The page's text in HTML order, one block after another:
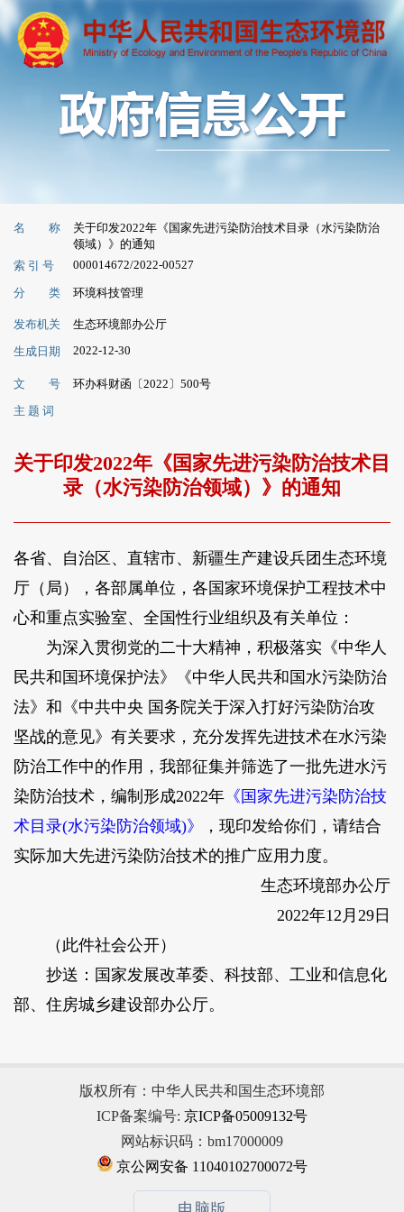
名 称
关于印发2022年《国家先进污染防治技术目录（水污染防治
领域）》的通知
索 引 号
000014672/2022-00527
分 类 环境科技管理
发布机关
生态环境部办公厅
生成日期
2022-12-30
文 号
环办科财函〔2022〕500号
主 题 词
关于印发2022年《国家先进污染防治技术目
录（水污染防治领域）》的通知
各省、自治区、直辖市、新疆生产建设兵团生态环境
厅（局），各部属单位，各国家环境保护工程技术中
心和重点实验室、全国性行业组织及有关单位：
为深入贯彻党的二十大精神，积极落实《中华人
民共和国环境保护法》《中华人民共和国水污染防治
法》和《中共中央 国务院关于深入打好污染防治攻
坚战的意见》有关要求，充分发挥先进技术在水污染
防治工作中的作用，我部征集并筛选了一批先进水污
染防治技术，编制形成2022年《国家先进污染防治技
术目录(水污染防治领域)》
，现印发给你们，请结合
实际加大先进污染防治技术的推广应用力度。
生态环境部办公厅
2022年12月29日
（此件社会公开）
抄送：国家发展改革委、科技部、工业和信息化
部、住房城乡建设部办公厅。
版权所有：中华人民共和国生态环境部
ICP备案编号: 京ICP备05009132号
网站标识码：bm17000009
京公网安备 11040102700072号